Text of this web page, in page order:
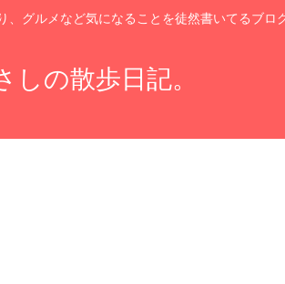
、グルメなど気になることを徒然書いてるブロ
しの散歩日記。